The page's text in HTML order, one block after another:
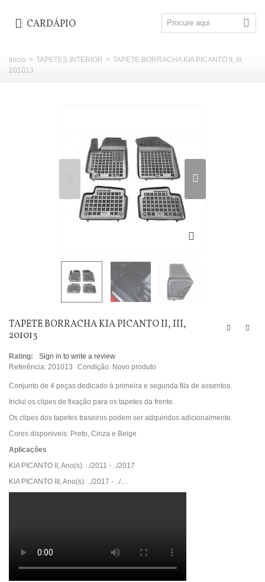
CARDÁPIO
Inicio > TAPETES INTERIOR > TAPETE BORRACHA KIA PICANTO II, III,
201013
TAPETE BORRACHA KIA PICANTO II, III,
201013
Rating:
Sign in to write a review
Referência: 201013 Condição: Novo produto
Conjunto de 4 peças dedicado à primeira e segunda fila de assentos.
Inclui os clipes de fixação para os tapetes da frente.
Os clipes dos tapetes traseiros podem ser adquiridos adicionalmente.
Cores disponiveis: Preto, Cinza e Beige
Aplicações
KIA PICANTO II, Ano(s): ../2011 - ../2017
KIA PICANTO III, Ano(s): ../2017 - ../....